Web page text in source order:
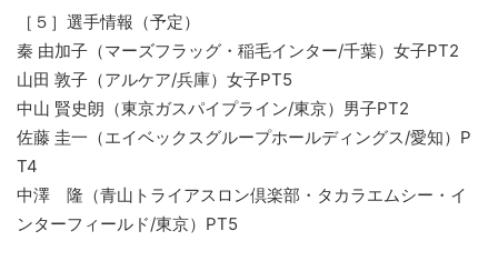
［５］選手情報（予定）
秦 由加子（マーズフラッグ・稲毛インター/千葉）女子PT2
山田 敦子（アルケア/兵庫）女子PT5
中山 賢史朗（東京ガスパイプライン/東京）男子PT2
佐藤 圭一（エイベックスグループホールディングス/愛知）P
T4
中澤 隆（青山トライアスロン倶楽部・タカラエムシー・イ
ンターフィールド/東京）PT5